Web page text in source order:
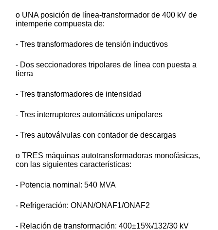
o UNA posición de línea-transformador de 400 kV de
intemperie compuesta de:
- Tres transformadores de tensión inductivos
- Dos seccionadores tripolares de línea con puesta a
tierra
- Tres transformadores de intensidad
- Tres interruptores automáticos unipolares
- Tres autoválvulas con contador de descargas
o TRES máquinas autotransformadoras monofásicas,
con las siguientes características:
- Potencia nominal: 540 MVA
- Refrigeración: ONAN/ONAF1/ONAF2
- Relación de transformación: 400±15%/132/30 kV